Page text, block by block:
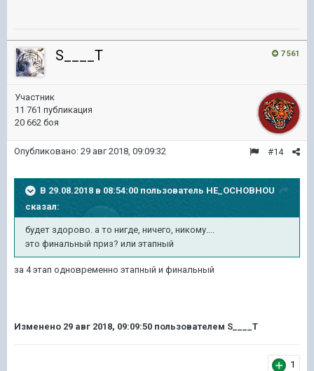
7 561
S____T
Участник
11 761 публикация
20 662 боя
#14
Опубликовано: 29 авг 2018, 09:09:32
В 29.08.2018 в 08:54:00 пользователь HE_OCHOBHOU
сказал:
будет здорово. а то нигде, ничего, никому....
это финальный приз? или этапный
за 4 этап одновременно этапный и финальный
Изменено 29 авг 2018, 09:09:50 пользователем S____T
1